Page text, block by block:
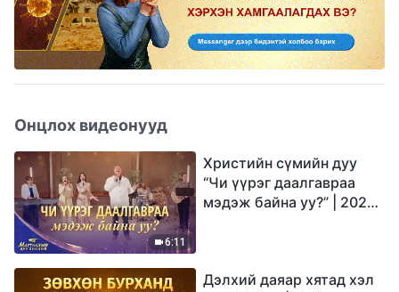
Онцлох видеонууд
6:11
Христийн сүмийн дуу
“Чи үүрэг даалгавраа
мэдэж байна уу?” | 2026
Дэлхий даяар хятад хэл